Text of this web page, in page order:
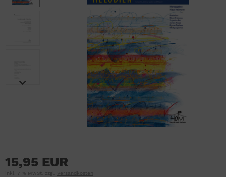
15,95 EUR
inkl. 7 % MwSt. zzgl. Versandkosten